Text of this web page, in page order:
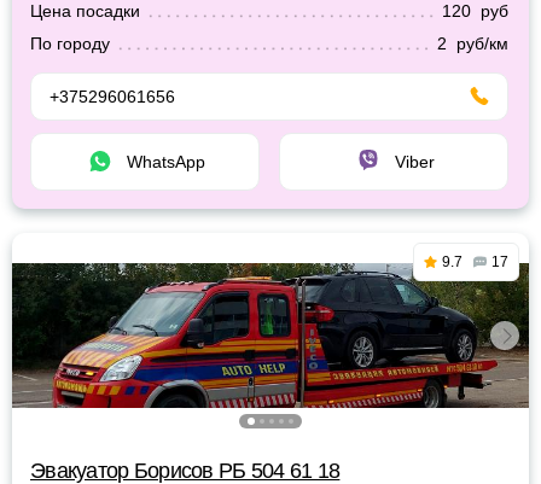
Цена посадки
120 руб
По городу
2 руб/км
+375296061656
WhatsApp Viber
9.7 17
Эвакуатор Борисов РБ 504 61 18